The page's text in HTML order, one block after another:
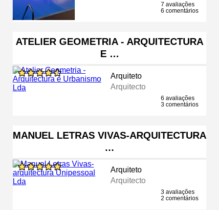
7 avaliações
6 comentários
ATELIER GEOMETRIA - ARQUITECTURA
E …
Arquiteto
Arquitecto
6 avaliações
3 comentários
MANUEL LETRAS VIVAS-ARQUITECTURA
…
Arquiteto
Arquitecto
3 avaliações
2 comentários